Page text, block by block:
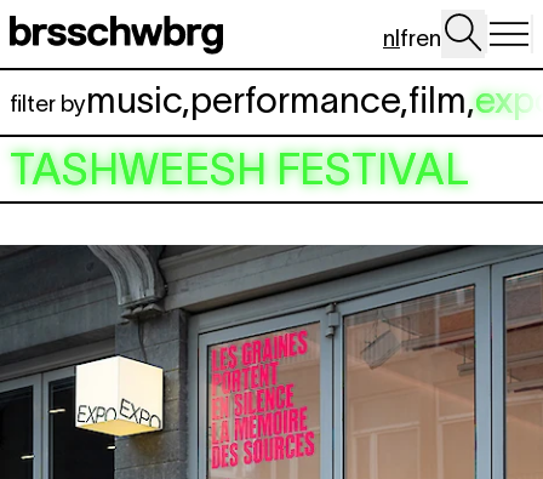
Spring naar hoofdinhoud
nlfren
filter bymusic,performance,film,
TASHWEESH FESTIVAL